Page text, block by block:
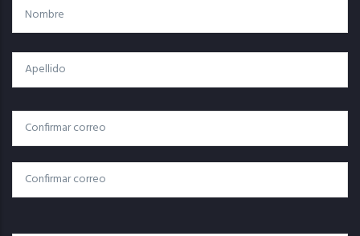
Nombre
Apellido
Correo
Electrónico
Correo Electrónico
Confirmar Correo